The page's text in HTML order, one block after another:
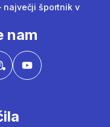
največji športnik v
nam